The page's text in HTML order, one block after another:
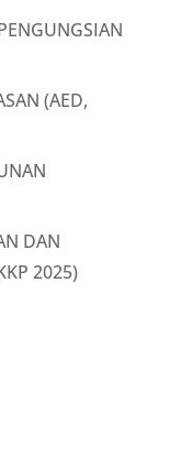
(AED,
DAN
2025)